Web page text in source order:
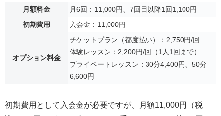
月額料金
月6回：11,000円、7回目以降1回1,100円
初期費用
入会金：11,000円
オプション料金
チケットプラン（都度払い）：2,750円/回
体験レッスン：2,200円/回（1人1回まで）
プライベートレッスン：30分4,400円、50分
6,600円
初期費用として入会金が必要ですが、月額11,000円（税